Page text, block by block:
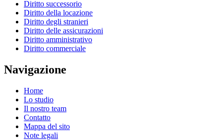
Diritto successorio
Diritto della locazione
Diritto degli stranieri
Diritto delle assicurazioni
Diritto amministrativo
Diritto commerciale
Navigazione
Home
Lo studio
Il nostro team
Contatto
Mappa del sito
Note legali